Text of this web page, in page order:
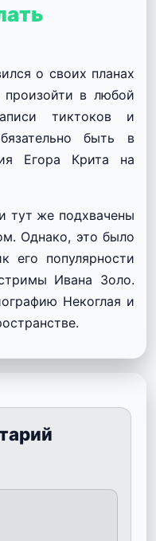
о своих планах
в любой
тиктоков и
быть в
Егора Крита на
тут же подхвачены
Однако, это было
его популярности
Ивана Золо.
Некоглая и